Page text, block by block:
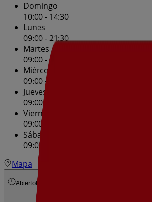
Domingo
10:00 - 14:30
Lunes
09:00 - 21:30
Martes
09:00 - 21:30
Miércoles
09:00 - 21:30
Jueves
09:00 - 21:30
Viernes
09:00 - 21:30
Sábado
09:00 - 21:30
Mapa
AbiertoHasta las 21:30